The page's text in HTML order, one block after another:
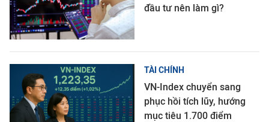
đầu tư nên làm gì?
TÀI CHÍNH
VN-Index chuyển sang
phục hồi tích lũy, hướng
mục tiêu 1.700 điểm